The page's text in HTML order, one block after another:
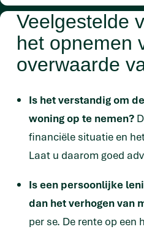
Veelgestelde
het opnemen
overwaarde
Is het verstandig om
woning op te nemen?
financiële situatie en
Laat u daarom goed
Is een persoonlijke
dan het verhogen van
per se. De rente op een